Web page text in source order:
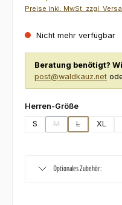
Preise inkl. MwSt. zzgl.
Nicht mehr verfügbar
Beratung benötigt?
post@waldkauz.net
Herren-Größeauswählen
S
M
(Diese Option ist
L
(Diese
XL
Optionales Zubehör: